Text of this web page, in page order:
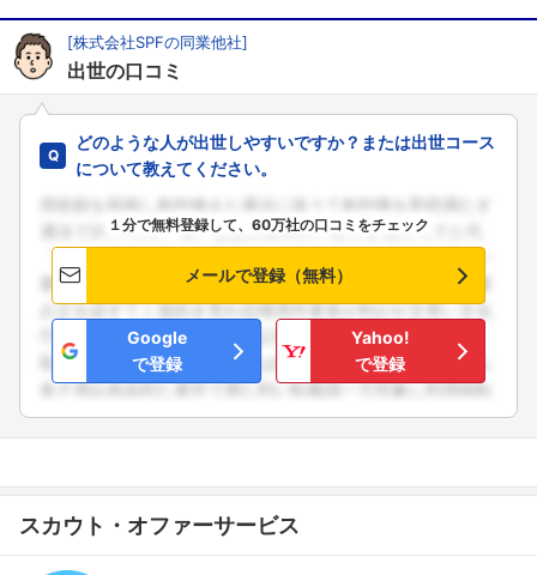
フォローしました
こちらの企業もフォローしませんか？
[株式会社SPFの同業他社]
出世の口コミ
どのような人が出世しやすいですか？または出世コース
について教えてください。
１分で無料登録して、60万社の口コミをチェック
メールで登録（無料）
Google
で登録
Yahoo!
で登録
スカウト・オファーサービス